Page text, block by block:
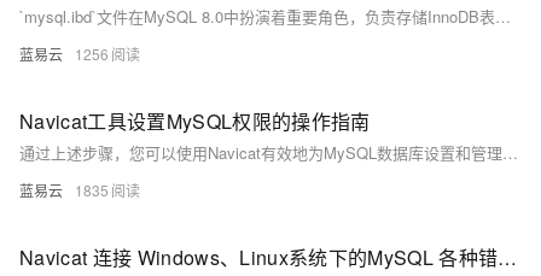
`mysql.ibd`文件在MySQL 8.0中扮演着重要角色，负责存储InnoDB表的数据和索引。通过了解其结构和管理方法，可以有效维护数据库的性能和数据完整性。希望本文对 `mysql.ibd`文件的深入解析能帮助您更好地理解和管理MySQL数据库。
蓝易云 1256
Navicat工具设置MySQL权限的操作指南
通过上述步骤，您可以使用Navicat有效地为MySQL数据库设置和管理用户权限，确保数据库的安全性和高效管理。这个过程简化了数据库权限管理，使其既直观又易于操作。
蓝易云 1835
Navicat 连接 Windows、Linux系统下的MySQL 各种错误，修改密码。